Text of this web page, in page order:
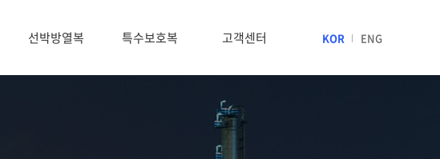
KOR ENG
선박방열복 특수보호복 고객센터